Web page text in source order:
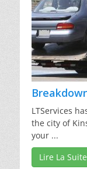
LTServices
the city of
your ...
Lire La